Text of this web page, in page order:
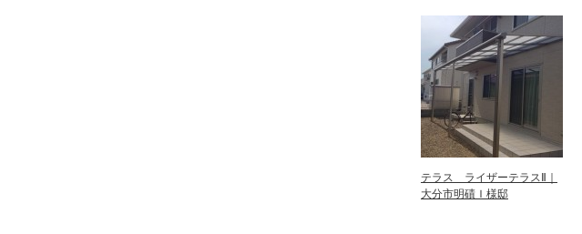
テラス ライザーテラスⅡ｜
大分市明磧Ｉ様邸